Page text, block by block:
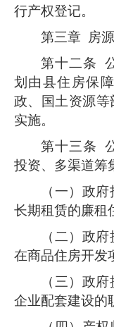
行产权登记。
第三章 房
第十二条
划由县住房保
政、国土资源
实施。
第十三条
投资、多渠道筹
（一）政
长期租赁的廉租
（二）政
在商品住房开发
（三）政
企业配套建设的